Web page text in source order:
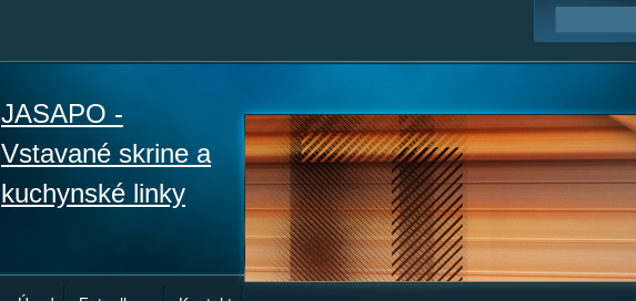
JASAPO -
Vstavané skrine a
kuchynské linky